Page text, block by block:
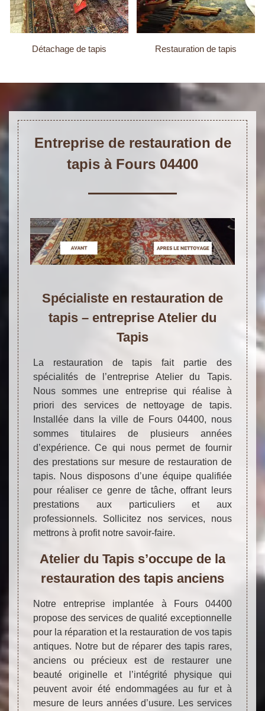
Détachage de tapis Restauration de tapis
Entreprise de restauration de
tapis à Fours 04400
Spécialiste en restauration de
tapis – entreprise Atelier du
Tapis
La restauration de tapis fait partie des
spécialités de l’entreprise Atelier du Tapis.
Nous sommes une entreprise qui réalise à
priori des services de nettoyage de tapis.
Installée dans la ville de Fours 04400, nous
sommes titulaires de plusieurs années
d’expérience. Ce qui nous permet de fournir
des prestations sur mesure de restauration de
tapis. Nous disposons d’une équipe qualifiée
pour réaliser ce genre de tâche, offrant leurs
prestations aux particuliers et aux
professionnels. Sollicitez nos services, nous
mettrons à profit notre savoir-faire.
Atelier du Tapis s’occupe de la
restauration des tapis anciens
Notre entreprise implantée à Fours 04400
propose des services de qualité exceptionnelle
pour la réparation et la restauration de vos tapis
antiques. Notre but de réparer des tapis rares,
anciens ou précieux est de restaurer une
beauté originelle et l’intégrité physique qui
peuvent avoir été endommagées au fur et à
mesure de leurs années d’usure. Les services